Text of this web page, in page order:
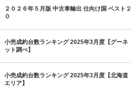
２０２６年５月版 中古車輸出 仕向け国 ベスト２
０
小売成約台数ランキング 2025年3月度【グーネ
ット調べ】
小売成約台数ランキング 2025年3月度【北海道
エリア】